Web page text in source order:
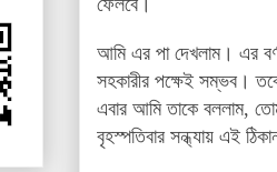
আমি এর পা দেখলাম। এর
সহকারীর পক্ষেই সম্ভব।
এবার আমি তাকে বললাম,
বৃহস্পতিবার সন্ধ্যায় এই